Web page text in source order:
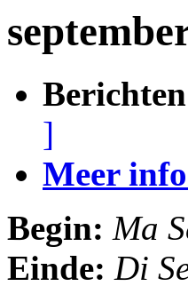
]
Meer
Begin: Ma
Einde: Di